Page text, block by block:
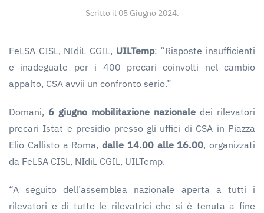
Scritto il 05 Giugno 2024.
FeLSA CISL, NIdiL CGIL, UILTemp: “Risposte insufficienti
e inadeguate per i 400 precari coinvolti nel cambio
appalto, CSA avvii un confronto serio.”
Domani, 6 giugno mobilitazione nazionale dei rilevatori
precari Istat e presidio presso gli uffici di CSA in Piazza
Elio Callisto a Roma, dalle 14.00 alle 16.00, organizzati
da FeLSA CISL, NIdiL CGIL, UILTemp.
“A seguito dell’assemblea nazionale aperta a tutti i
rilevatori e di tutte le rilevatrici che si è tenuta a fine